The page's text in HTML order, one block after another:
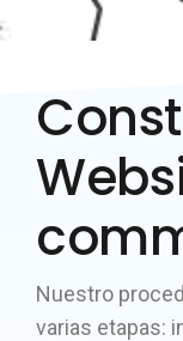
Nuestro
varias etapas: